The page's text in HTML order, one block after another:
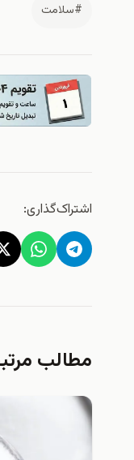
#سلامت
اشتراک‌گذاری:
مطالب